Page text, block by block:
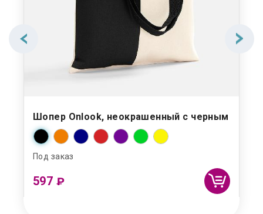
Шопер Onlook, неокрашенный с черным
Под заказ
597 ₽